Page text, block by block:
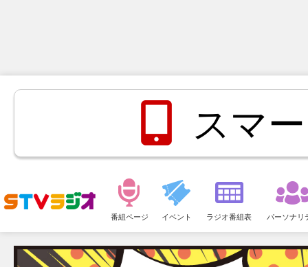
スマ
ュ
ー
番組ページ イベント ラジオ番組表 パーソナリ